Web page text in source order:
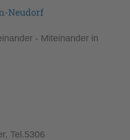
Neudorf
- Miteinander in
Tel.5306